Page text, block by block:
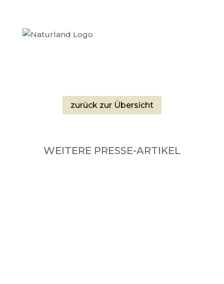
zurück zur Übersicht
WEITERE PRESSE-ARTIKEL